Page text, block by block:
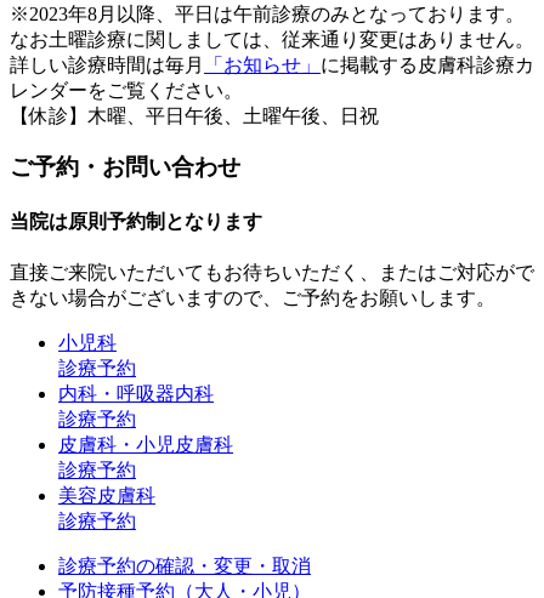
※2023年8月以降、平日は午前診療のみとなっております。
なお土曜診療に関しましては、従来通り変更はありません。
詳しい診療時間は毎月
「お知らせ」 に掲載する皮膚科診療カ
レンダーをご覧ください。
【休診】木曜、平日午後、土曜午後、日祝
ご予約・お問い合わせ
当院は原則予約制となります
直接ご来院いただいてもお待ちいただく、またはご対応がで
きない場合がございますので、ご予約をお願いします。
小児科
診療予約
内科・呼吸器内科
診療予約
皮膚科・小児皮膚科
診療予約
美容皮膚科
診療予約
診療予約の確認・変更・取消
予防接種予約（大人・小児）